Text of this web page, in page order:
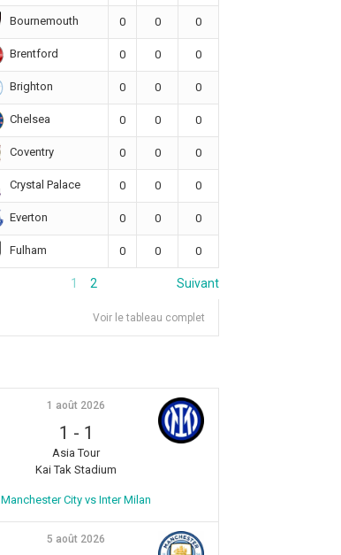
Bournemouth 0 0 0
Brentford 0 0 0
Brighton 0 0 0
Chelsea 0 0 0
Coventry 0 0 0
Crystal Palace 0 0 0
Everton 0 0 0
Fulham 0 0 0
1 2 Suivant
Voir le tableau complet
1 août 2026
1 - 1
Asia Tour
Kai Tak Stadium
Manchester City vs Inter Milan
5 août 2026